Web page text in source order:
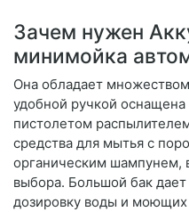
Зачем нужен
минимойка
Она обладает
удобной ручкой
пистолетом
средства для мытья с
органическим шампунем,
выбора. Большой бак
дозировку воды и моющих